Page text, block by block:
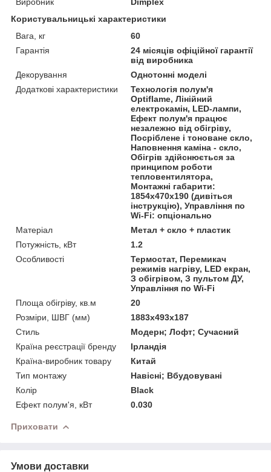
Користувальницькі характеристики
Вага, кг
60
Гарантія
24 місяців офіційної гарантії
від виробника
Декорування
Однотонні моделі
Додаткові характеристики
Технологія полум'я
Optiflame, Лінійний
електрокамін, LED-лампи,
Ефект полум'я працює
незалежно від обігріву,
Посріблене і тоноване скло,
Наповнення каміна - скло,
Обігрів здійснюється за
принципом роботи
тепловентилятора,
Монтажні габарити:
1854x470x190 (дивіться
інструкцію), Управління по
Wi-Fi: опціонально
Матеріал
Метал + скло + пластик
Потужність, кВт
1.2
Особливості
Термостат, Перемикач
режимів нагріву, LED екран,
З обігрівом, З пультом ДУ,
Управління по Wi-Fi
Площа обігріву, кв.м
20
Розміри, ШВГ (мм)
1883x493x187
Стиль
Модерн; Лофт; Сучасний
Країна реєстрації бренду
Ірландія
Країна-виробник товару
Китай
Тип монтажу
Навісні; Вбудовувані
Колір
Black
Ефект полум'я, кВт
0.030
Приховати
Умови доставки